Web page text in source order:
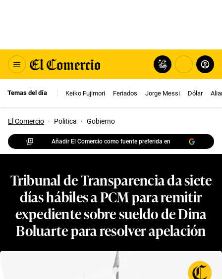
Temas del día Keiko Fujimori Feriados Jorge Messi Dólar
El Comercio · Politica · Gobierno
Añadir El Comercio como fuente preferida en
Tribunal de Transparencia da siete
días hábiles a PCM para remitir
expediente sobre sueldo de Dina
Boluarte para resolver apelación